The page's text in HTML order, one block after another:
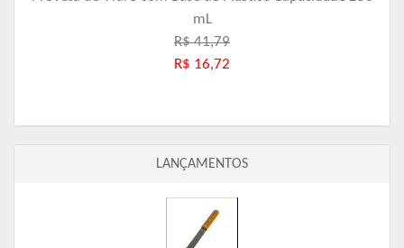
mL
R$ 41,79
R$ 16,72
LANÇAMENTOS